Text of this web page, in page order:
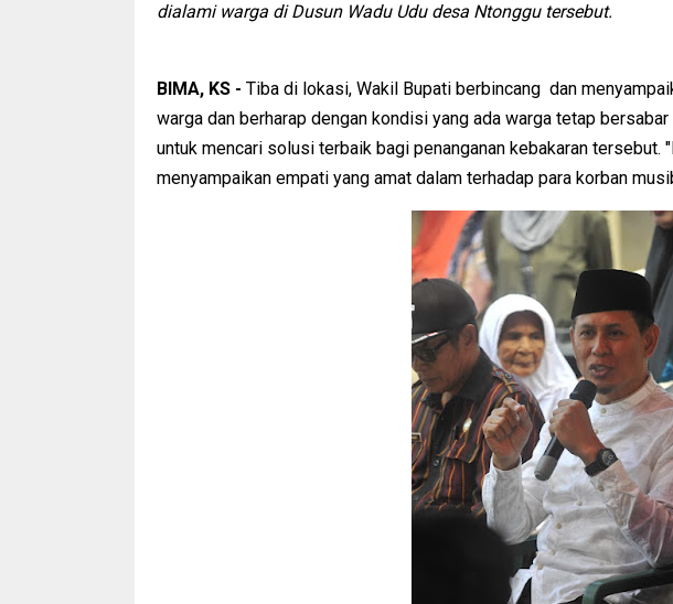
dialami warga di Dusun Wadu Udu desa Ntonggu tersebut.
BIMA, KS - Tiba di lokasi, Wakil Bupati berbincang dan
warga dan berharap dengan kondisi yang ada warga tetap
untuk mencari solusi terbaik bagi penanganan kebakaran tersebut.
menyampaikan empati yang amat dalam terhadap para korban